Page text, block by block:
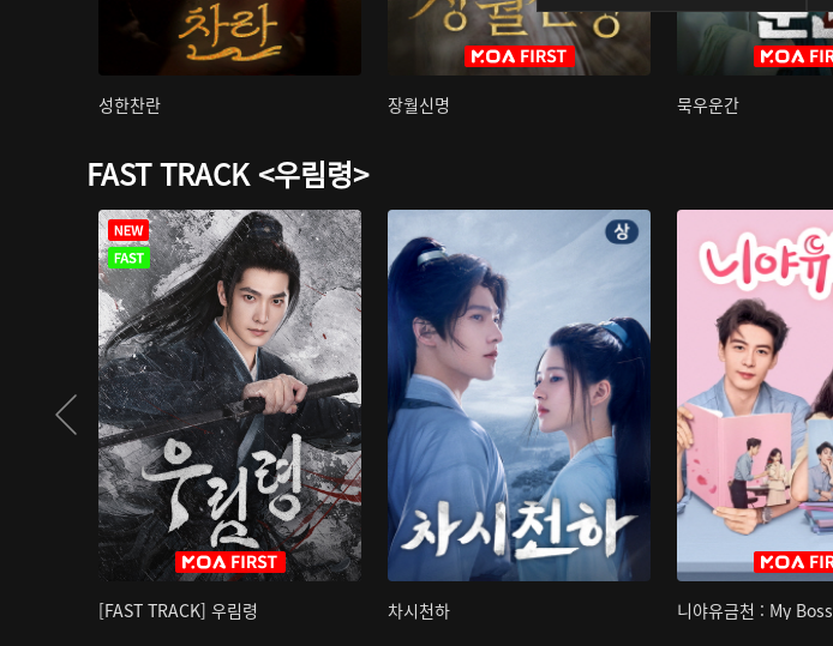
성한찬란 장월신명 묵우운간
FAST TRACK <우림령>
[FAST TRACK] 우림령 차시천하 니야유금천 : My Boss